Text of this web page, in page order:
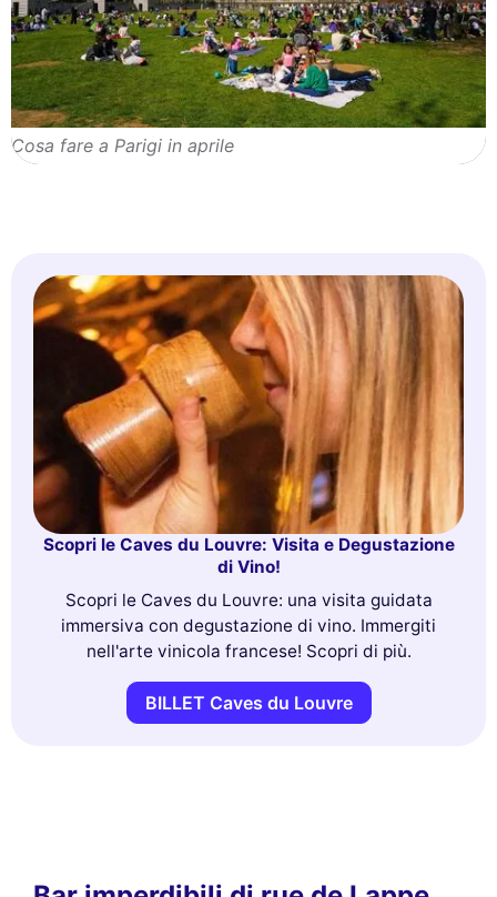
Cosa fare a Parigi in aprile
Scopri le Caves du Louvre: Visita e Degustazione
di Vino!
Scopri le Caves du Louvre: una visita guidata
immersiva con degustazione di vino. Immergiti
nell'arte vinicola francese! Scopri di più.
BILLET Caves du Louvre